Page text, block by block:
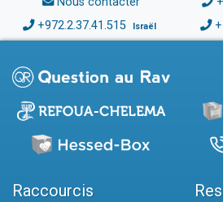
+972.2.37.41.515 Israël
Raccourcis